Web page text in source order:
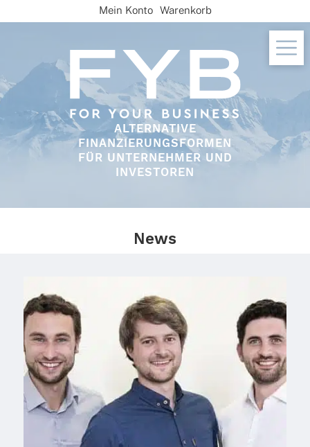
to
ALTERNATIVE
FINANZIERUNGSFORMEN
FÜR UNTERNEHMER UND
INVESTOREN
Mein Konto Warenkorb
News